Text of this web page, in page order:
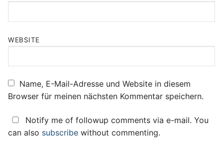
WEBSITE
Name, E-Mail-Adresse und Website in diesem
Browser für meinen nächsten Kommentar speichern.
Notify me of followup comments via e-mail. You
can also subscribe without commenting.